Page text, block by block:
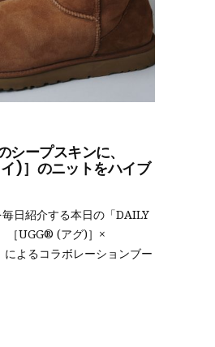
シープスキンに、
)］のニットをハイブ
日紹介する本日の「DAILY
［UGG® (アグ)］×
によるコラボレーションブー